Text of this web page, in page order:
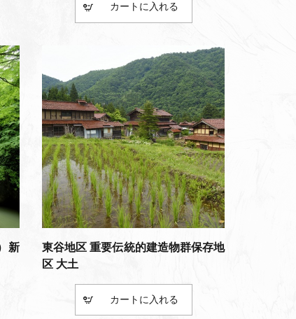
カート
新
東谷地区 重要伝統的建造物群保存地
区 大土
カート